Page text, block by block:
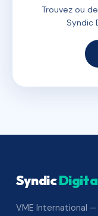
Trouvez ou
Syndic
Syndic
VME International